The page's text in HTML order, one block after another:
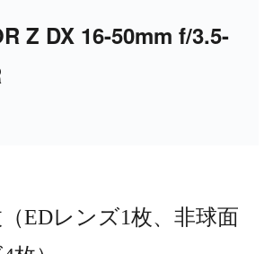
Z DX 16-50mm f/3.5-
EDレンズ1枚、非球面